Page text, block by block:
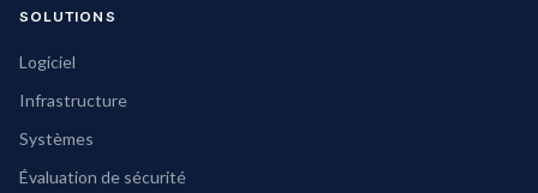
SOLUTIONS
Logiciel
Infrastructure
Systèmes
Évaluation de sécurité